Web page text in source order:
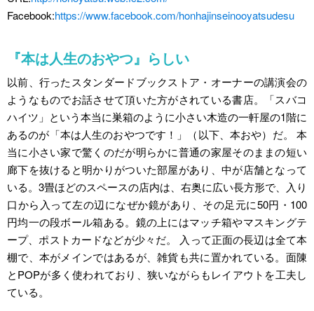
Facebook:https://www.facebook.com/honhajinseinooyatsudesu
『本は人生のおやつ』らしい
以前、行ったスタンダードブックストア・オーナーの講演会の
ようなものでお話させて頂いた方がされている書店。「スバコ
ハイツ」という本当に巣箱のように小さい木造の一軒屋の1階に
あるのが「本は人生のおやつです！」（以下、本おや）だ。 本
当に小さい家で驚くのだが明らかに普通の家屋そのままの短い
廊下を抜けると明かりがついた部屋があり、中が店舗となって
いる。3畳ほどのスペースの店内は、右奥に広い長方形で、入り
口から入って左の辺になぜか鏡があり、その足元に50円・100
円均一の段ボール箱ある。鏡の上にはマッチ箱やマスキングテ
ープ、ポストカードなどが少々だ。 入って正面の長辺は全て本
棚で、本がメインではあるが、雑貨も共に置かれている。面陳
とPOPが多く使われており、狭いながらもレイアウトを工夫し
ている。